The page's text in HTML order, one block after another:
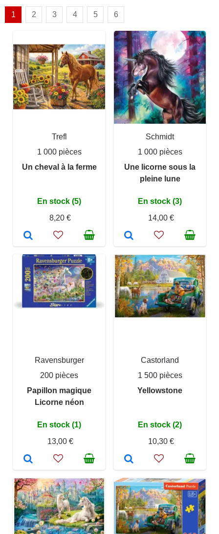
1 2 3 4 5 6
Trefl
1 000 pièces
Un cheval à la ferme
En stock (5)
8,20 €
Schmidt
1 000 pièces
Une licorne sous la
pleine lune
En stock (3)
14,00 €
Ravensburger
200 pièces
Papillon magique
Licorne néon
En stock (1)
13,00 €
Castorland
1 500 pièces
Yellowstone
En stock (2)
10,30 €